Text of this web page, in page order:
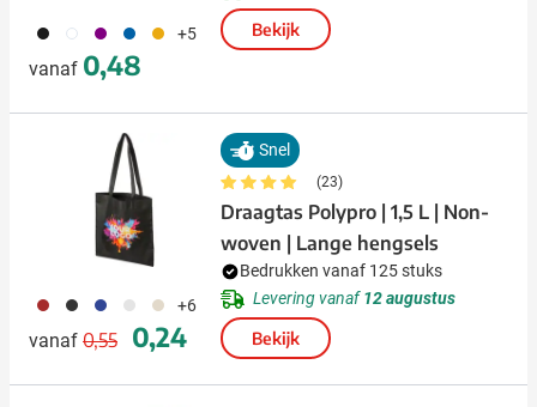
001 002 024 005 006 +5
vanaf 0,48
Bekijk
011 001 023 002 013 +6
vanaf
Normale prijs
0,55
Speciale prijs
0,24
Snel
(23)
Draagtas Polypro | 1,5 L | Non-
woven | Lange hengsels
Bedrukken vanaf 125 stuks
Levering vanaf12 augustus
Bekijk